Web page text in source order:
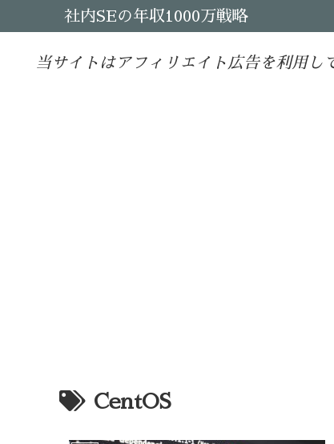
社内SEの年収1000万戦略
当サイトはアフィリエイト広告を利用し
CentOS